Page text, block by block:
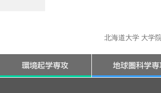
北海道大学 大学